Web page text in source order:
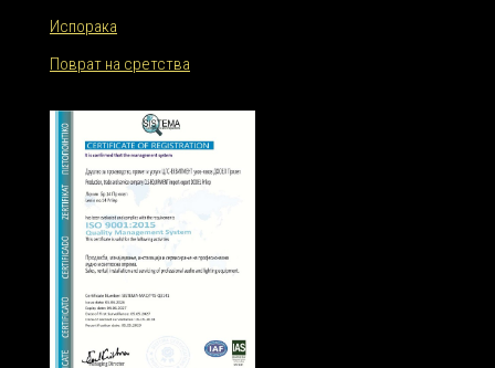
Испорака
Поврат на сретства